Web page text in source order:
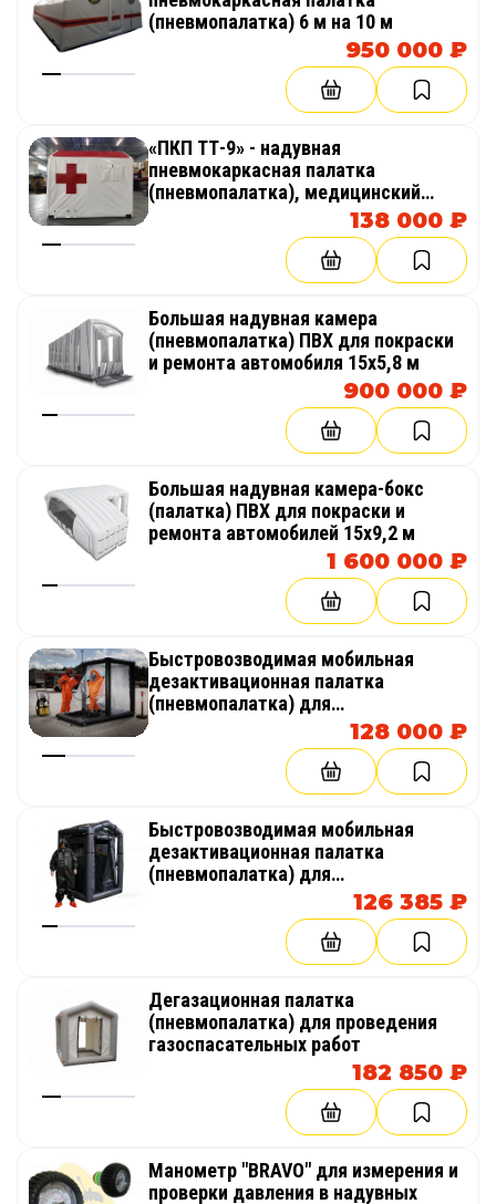
(пневмопалатка) 6 м на 10 м
950 000 ₽
«ПКП ТТ-9» - надувная
пневмокаркасная палатка
(пневмопалатка), медицинский
138 000 ₽
Большая надувная камера
(пневмопалатка) ПВХ для покраски
и ремонта автомобиля 15х5,8 м
900 000 ₽
Большая надувная камера-бокс
(палатка) ПВХ для покраски и
ремонта автомобилей 15х9,2 м
1 600 000 ₽
Быстровозводимая мобильная
дезактивационная палатка
(пневмопалатка) для
обеззараживания и дезинфекции
128 000 ₽
Быстровозводимая мобильная
дезактивационная палатка
(пневмопалатка) для
обеззараживания и дезинфекции
126 385 ₽
Дегазационная палатка
(пневмопалатка) для проведения
газоспасательных работ
182 850 ₽
Манометр "BRAVO" для измерения и
проверки давления в надувных